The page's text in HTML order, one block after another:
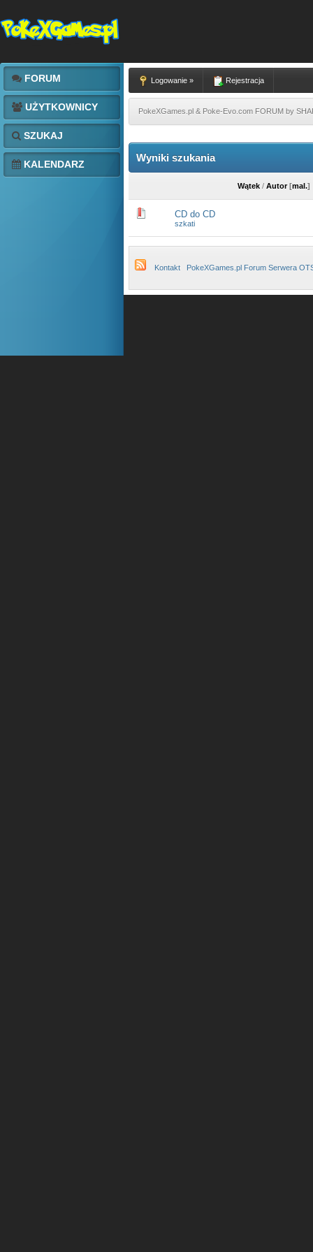
FORUM
UŻYTKOWNICY
SZUKAJ
KALENDARZ
Logowanie » Rejestracja
PokeXGames.pl & Poke-Evo.com FORUM by
Wyniki szukania
Wątek / Autor [mal.]
CD do CD
szkati
Kontakt PokeXGames.pl Forum Serwera